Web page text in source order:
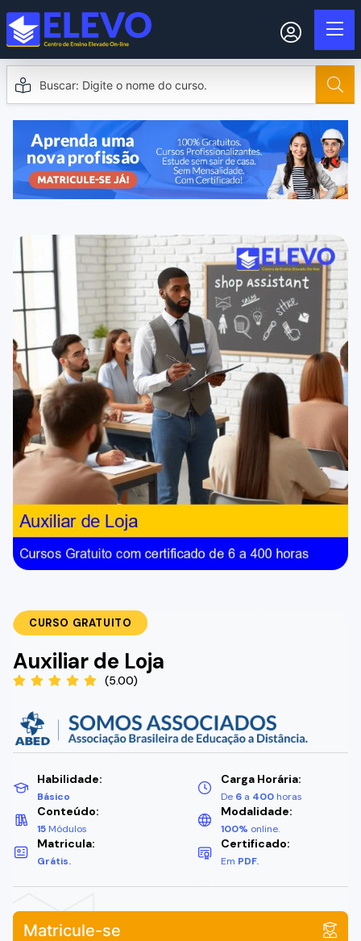
CURSO GRATUITO
Auxiliar de Loja
(5.00)
Habilidade:
Básico
Carga Horária:
De 6 a 400 horas
Conteúdo:
15 Módulos
Modalidade:
100% online.
Matricula:
Grátis.
Certificado:
Em PDF.
Matricule-se